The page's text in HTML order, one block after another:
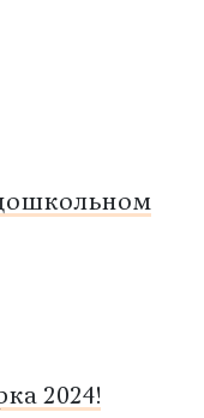
2024!